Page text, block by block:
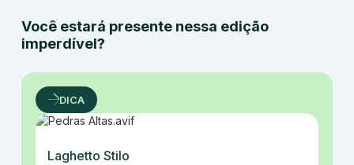
Você estará presente nessa edição
imperdível?
DICA
Laghetto Stilo